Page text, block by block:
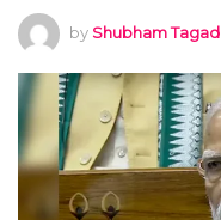
by Shubham Tagad